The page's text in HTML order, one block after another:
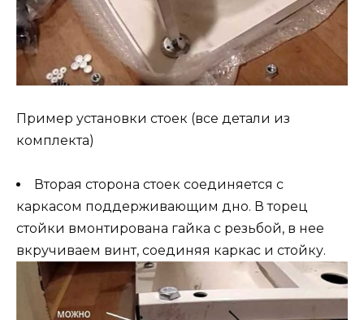
Пример установки стоек (все детали из
комплекта)
Вторая сторона стоек соединяется с
каркасом поддерживающим дно. В торец
стойки вмонтирована гайка с резьбой, в нее
вкручиваем винт, соединяя каркас и стойку.